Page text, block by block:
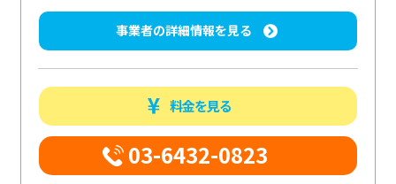
事業者の詳細情報を見る
料金を見る
03-6432-0823